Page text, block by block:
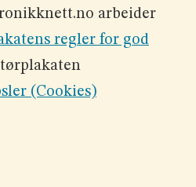
arbeider
regler for god
(Cookies)